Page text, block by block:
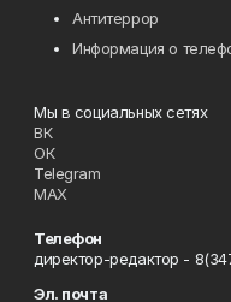
Антитеррор
Информация о
Мы в социальных сетях
ВК
ОК
Telegram
MAX
Телефон
директор-редактор -
Эл. почта